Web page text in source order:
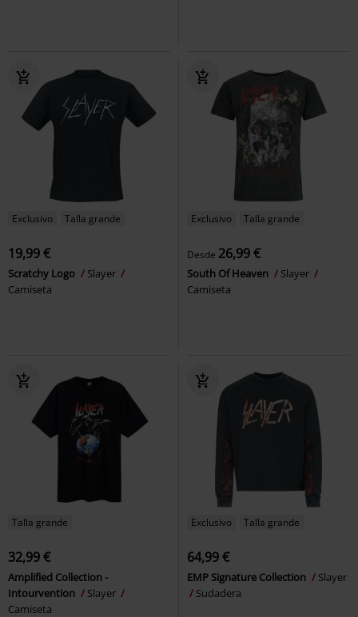
Exclusivo Talla grande
19,99 €
Scratchy Logo
Slayer
Camiseta
Exclusivo Talla grande
Desde 26,99 €
South Of Heaven
Slayer
Camiseta
Talla grande
32,99 €
Amplified Collection -
Intourvention
Slayer
Camiseta
Exclusivo Talla grande
64,99 €
EMP Signature Collection
Slayer
Sudadera